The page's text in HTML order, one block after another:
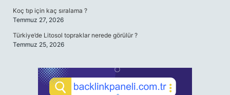
Koç tıp için kaç sıralama ?
Temmuz 27, 2026
Türkiye’de Litosol topraklar nerede görülür ?
Temmuz 25, 2026